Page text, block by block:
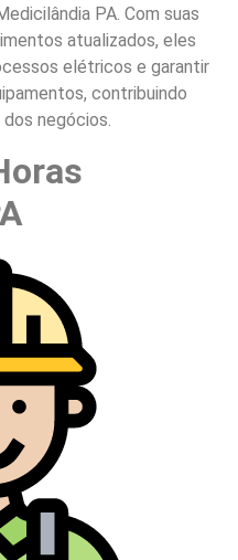
PA. Com suas
atualizados, eles
elétricos e garantir
contribuindo
negócios.